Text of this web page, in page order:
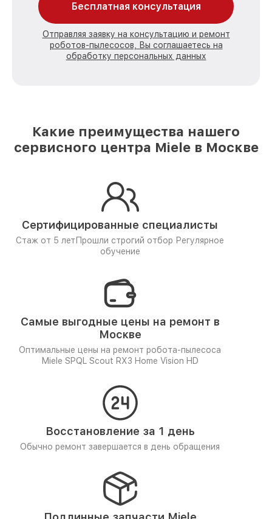
Бесплатная консультация
Отправляя заявку на консультацию и ремонт
роботов-пылесосов, Вы соглашаетесь на
обработку персональных данных
Какие преимущества нашего
сервисного центра Miele в Москве
Сертифицированные специалисты
Стаж от 5 лет Прошли строгий отбор Регулярное
обучение
Самые выгодные цены на ремонт в
Москве
Оптимальные цены на ремонт робота-пылесоса
Miele SPQL Scout RX3 Home Vision HD
Восстановление за 1 день
Обычно ремонт завершается в день обращения